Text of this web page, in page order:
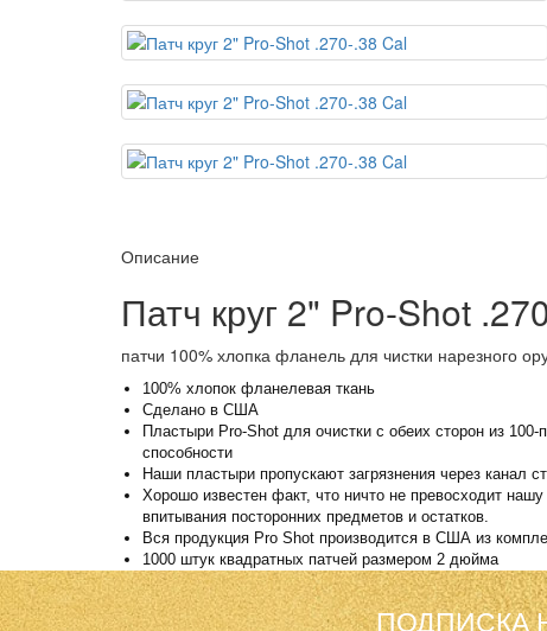
Описание
Патч круг 2" Pro-Shot
патчи 100% хлопка фланель для чистки нарезного
100% хлопок фланелевая ткань
Сделано в США
Пластыри Pro-Shot для очистки с обеих сторон из
способности
Наши пластыри пропускают загрязнения через
Хорошо известен факт, что ничто не превосходит
впитывания посторонних предметов и остатков.
Вся продукция Pro Shot производится в США из
1000 штук квадратных патчей размером 2 дюйма
ПОДПИСКА